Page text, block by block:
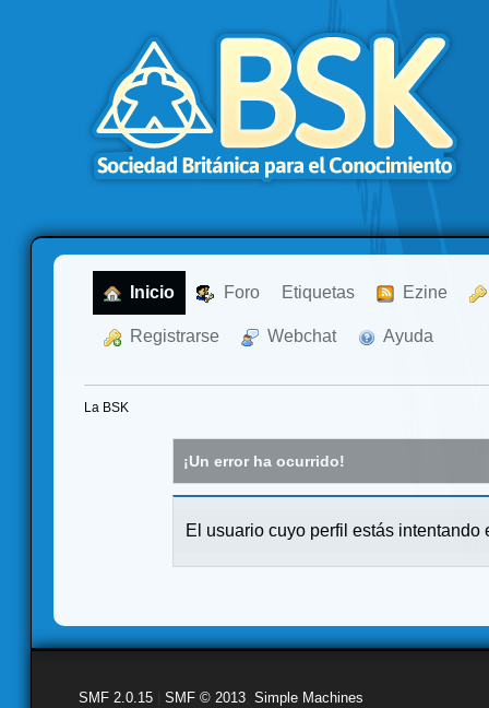
Inicio Foro Etiquetas Ezine
Registrarse Webchat Ayuda
La BSK
¡Un error ha ocurrido!
El usuario cuyo perfil estás intentando
SMF 2.0.15 SMF © 2013 Simple Machines